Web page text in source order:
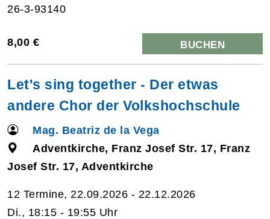
26-3-93140
8,00 € BUCHEN
Let's sing together - Der etwas
andere Chor der Volkshochschule
Mag. Beatriz de la Vega
Adventkirche, Franz Josef Str. 17, Franz
Josef Str. 17, Adventkirche
12 Termine, 22.09.2026 - 22.12.2026
Di., 18:15 - 19:55 Uhr